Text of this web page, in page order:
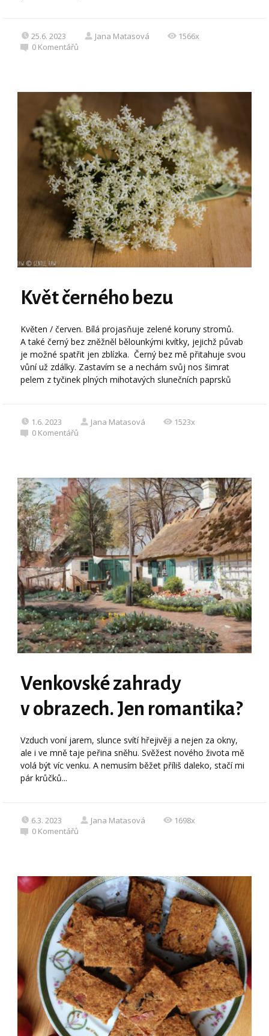
25.6. 2023 Jana Matasová
1566x
0 Komentářů
Květ černého bezu
Květen / červen. Bílá projasňuje zelené koruny stromů.
A také černý bez zněžněl bělounkými kvítky, jejichž půvab
je možné spatřit jen zblízka. Černý bez mě přitahuje svou
vůní už zdálky. Zastavím se a nechám svůj nos šimrat
pelem z tyčinek plných mihotavých slunečních paprsků
1.6. 2023 Jana Matasová
1523x
0 Komentářů
Venkovské zahrady
v obrazech. Jen romantika?
Vzduch voní jarem, slunce svítí hřejivěji a nejen za okny,
ale i ve mně taje peřina sněhu. Svěžest nového života mě
volá být víc venku. A nemusím běžet příliš daleko, stačí mi
pár krůčků...
6.3. 2023 Jana Matasová
1698x
0 Komentářů